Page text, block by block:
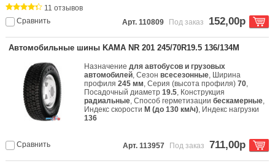
Сравнить
11 отзывов
Арт. 110809
Под заказ 152,00р
Автомобильные шины KAMA NR 201 245/70R19.5 136/134M
Назначениедля автобусов и грузовых
автомобилей, Сезонвсесезонные, Ширина
профиля245 мм, Серия (высота профиля)70,
Посадочный диаметр19.5, Конструкция
радиальные, Способ герметизациибескамерные,
Индекс скорости M (до 130 км/ч), Индекс нагрузки
136
Сравнить Арт. 113957 Под заказ 711,00р